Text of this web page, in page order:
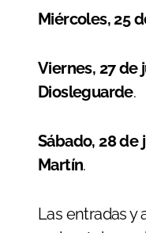
Miércoles, 25
Viernes, 27 de
Diosleguarde.
Sábado, 28 de
Martín.
Las entradas y